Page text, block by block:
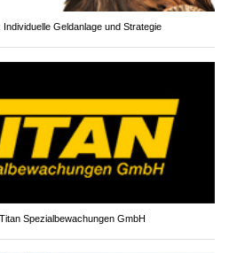
Geldanlage und Strategie
Spezialbewachungen GmbH